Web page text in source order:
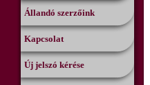
Állandó szerzőink
Kapcsolat
Új jelszó kérése